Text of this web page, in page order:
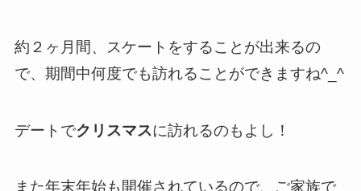
約２ヶ月間、スケートをすることが出来るの
で、期間中何度でも訪れることができますね^_^
デートでクリスマスに訪れるのもよし！
また年末年始も開催されているので、ご家族で